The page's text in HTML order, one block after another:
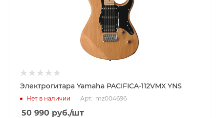
Электрогитара Yamaha PACIFICA-112VMX YNS
Нет в наличии Арт.: mz004696
50 990 руб./шт